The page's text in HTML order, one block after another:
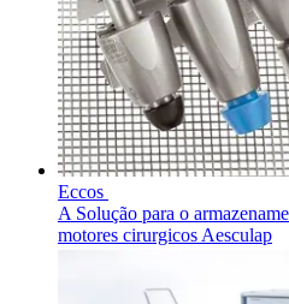
Eccos
A Solução para o
motores cirurgicos Aesculap